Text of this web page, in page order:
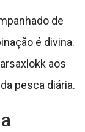
de
é divina.
aos
pesca diária.